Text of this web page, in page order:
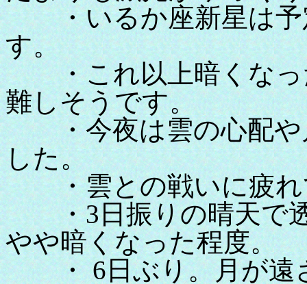
・いるか座新星は予
す。
・これ以上暗くなっ
難しそうです。
・今夜は雲の心配や
した。
・雲との戦いに疲れ
・3日振りの晴天で透
やや暗くなった程度。
・ 6日ぶり。月が遠